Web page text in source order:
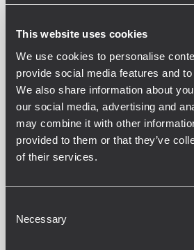
This website uses cookies
We use cookies to personalise
provide social media features and
We also share information about
our social media, advertising and
may combine it with other
provided to them or that they’ve
of their services.
Selection
Necessary
EVENT CONCERTS AND LIVE
Dezember 2019
HDL 50-A im
Vibration Tour 2019
Die Vibration Tour 2019 mit
Sommer wieder ein voller
Vibration organisiert diese